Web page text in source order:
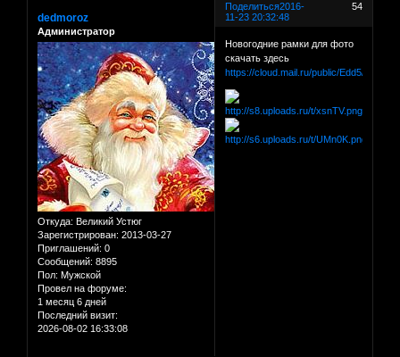
Поделиться 54
2016-
11-23 20:32:48
dedmoroz
Администратор
Откуда: Великий Устюг
Зарегистрирован: 2013-03-27
Приглашений: 0
Сообщений: 8895
Пол: Мужской
Провел на форуме:
1 месяц 6 дней
Последний визит:
2026-08-02 16:33:08
Новогодние рамки для фото
скачать здесь
https://cloud.mail.ru/public/Edd5/